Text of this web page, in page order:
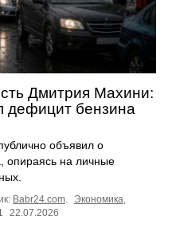
Дмитрия Махини:
дефицит бензина
объявил о
опираясь на личные
Babr24.com Экономика
22.07.2026